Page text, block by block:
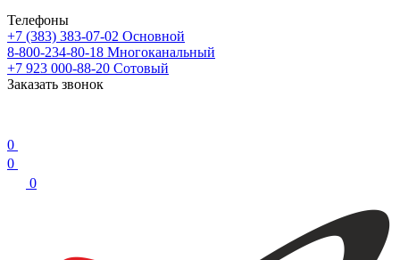
Телефоны
+7 (383) 383-07-02 Основной
8-800-234-80-18 Многоканальный
+7 923 000-88-20 Сотовый
Заказать звонок
0
0
0